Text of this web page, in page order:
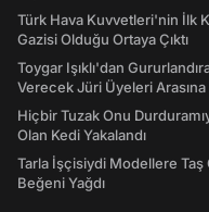
Türk Hava Kuvvetleri'nin İlk
Gazisi Olduğu Ortaya Çıktı
Toygar Işıklı'dan
Verecek Jüri Üyeleri
Hiçbir Tuzak Onu
Olan Kedi Yakalandı
Tarla İşçisiydi Modellere Taş
Beğeni Yağdı